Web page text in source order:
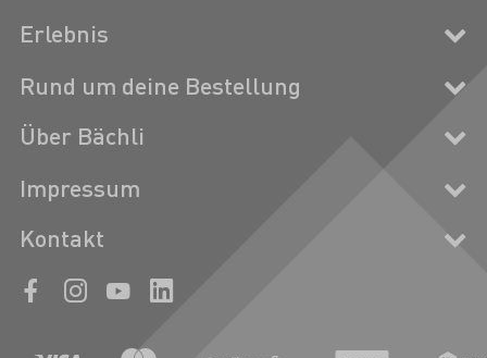
Erlebnis
Rund um deine Bestellung
Über Bächli
Impressum
Kontakt